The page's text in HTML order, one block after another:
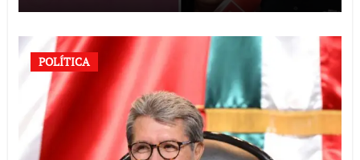
POLÍTICA